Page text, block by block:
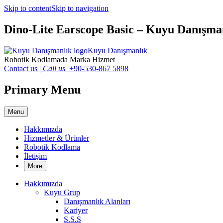
Skip to contentSkip to navigation
Dino-Lite Earscope Basic – Kuyu
Kuyu Danışmanlık
Robotik Kodlamada Marka Hizmet
Contact us | Call us +90-530-867 5898
Primary Menu
Menu
Hakkımızda
Hizmetler & Ürünler
Robotik Kodlama
İletişim
More
Hakkımızda
Kuyu Grup
Danışmanlık Alanları
Kariyer
S.S.S